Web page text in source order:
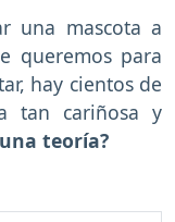
una mascota a
queremos para
hay cientos de
tan cariñosa y
teoría?